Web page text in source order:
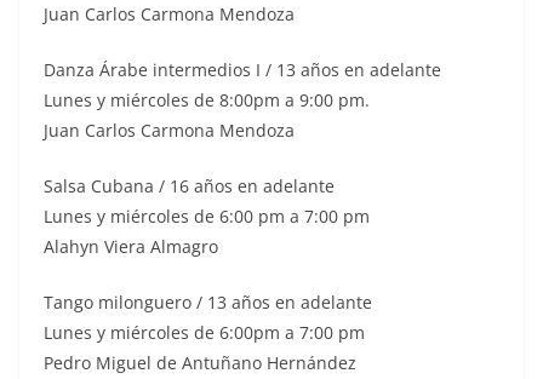
Juan Carlos Carmona Mendoza
Danza Árabe intermedios I / 13 años en adelante
Lunes y miércoles de 8:00pm a 9:00 pm.
Juan Carlos Carmona Mendoza
Salsa Cubana / 16 años en adelante
Lunes y miércoles de 6:00 pm a 7:00 pm
Alahyn Viera Almagro
Tango milonguero / 13 años en adelante
Lunes y miércoles de 6:00pm a 7:00 pm
Pedro Miguel de Antuñano Hernández